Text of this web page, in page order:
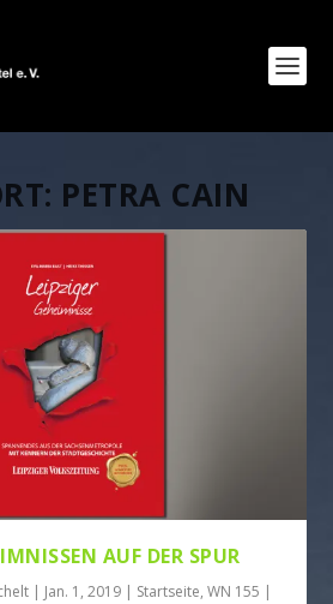
PETRA CAIN
AUF DER SPUR
| Jan. 1, 2019 | Startseite,WN 155 |